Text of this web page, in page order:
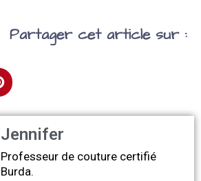
Partager cet article sur :
Jennifer
Professeur de couture certifié
Burda.